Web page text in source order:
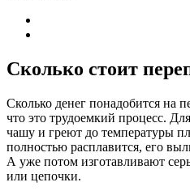
Сколько стоит
Сколько денег понадобится на
что это трудоемкий процесс.
чашу и греют до температуры
полностью расплавится, его
А уже потом изготавливают
или цепочки.